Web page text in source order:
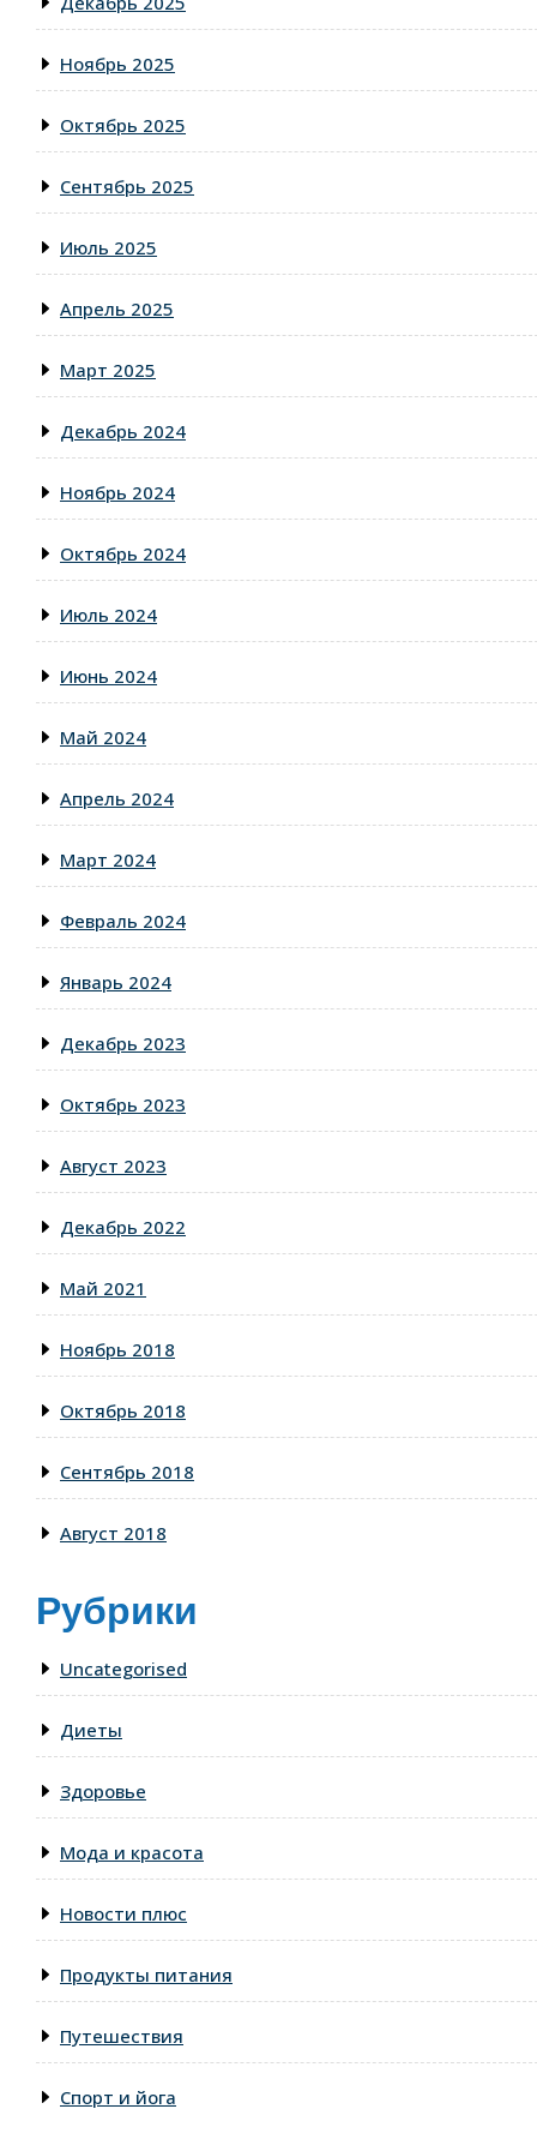
Ноябрь 2025
Октябрь 2025
Сентябрь 2025
Июль 2025
Апрель 2025
Март 2025
Декабрь 2024
Ноябрь 2024
Октябрь 2024
Июль 2024
Июнь 2024
Май 2024
Апрель 2024
Март 2024
Февраль 2024
Январь 2024
Декабрь 2023
Октябрь 2023
Август 2023
Декабрь 2022
Май 2021
Ноябрь 2018
Октябрь 2018
Сентябрь 2018
Август 2018
Рубрики
Uncategorised
Диеты
Здоровье
Мода и красота
Новости плюс
Продукты питания
Путешествия
Спорт и йога